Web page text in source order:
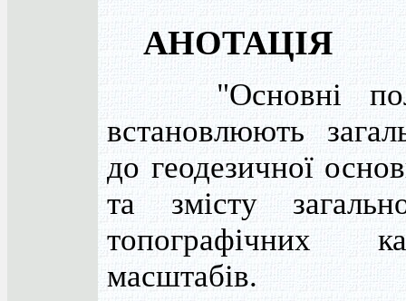
АНОТАЦІЯ
"Основні
встановлюють
до геодезичної
та змісту
топографічних
масштабів.